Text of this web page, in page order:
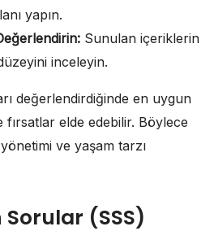
yapın.
Sunulan içeriklerin
inceleyin.
değerlendirdiğinde en uygun
fırsatlar elde edebilir. Böylece
ve yaşam tarzı
Sorular (SSS)